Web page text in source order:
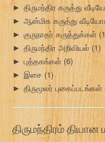
► திருமந்திர கருத்து
► ஆன்மிக கருத்து
► குருநாதர் கருத்துக்கள்
► திருமந்திர அறிவியல் (1)
► புத்தகங்கள் (6)
► இசை (1)
► திருமூலர் புகைப்படங்கள்
திருமந்திரம்